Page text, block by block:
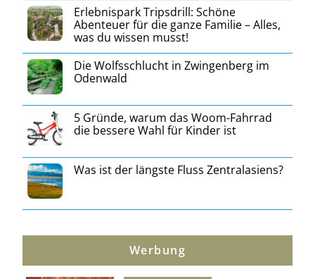
Erlebnispark Tripsdrill: Schöne
Abenteuer für die ganze Familie – Alles,
was du wissen musst!
Die Wolfsschlucht in Zwingenberg im
Odenwald
5 Gründe, warum das Woom-Fahrrad
die bessere Wahl für Kinder ist
Was ist der längste Fluss Zentralasiens?
Werbung